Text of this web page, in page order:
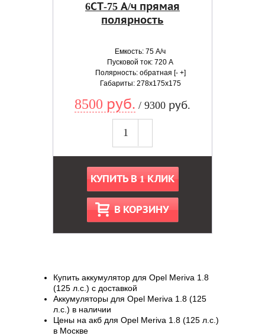
6СТ-75 А/ч прямая
полярность
Емкость: 75 А/ч
Пусковой ток: 720 А
Полярность: обратная [- +]
Габариты: 278x175x175
8500 руб. / 9300 руб.
КУПИТЬ В 1 КЛИК
В КОРЗИНУ
Купить аккумулятор для Opel Meriva 1.8
(125 л.с.) с доставкой
Аккумуляторы для Opel Meriva 1.8 (125
л.с.) в наличии
Цены на акб для Opel Meriva 1.8 (125 л.с.)
в Москве